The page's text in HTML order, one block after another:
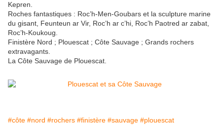
Kepren.
Roches fantastiques : Roc’h-Men-Goubars et la sculpture marine
du gisant, Feunteun ar Vir, Roc’h ar c’hi, Roc’h Paotred ar zabat,
Roc’h-Koukoug.
Finistère Nord ; Plouescat ; Côte Sauvage ; Grands rochers
extravagants.
La Côte Sauvage de Plouescat.
#côte #nord #rochers #finistère #sauvage #plouescat